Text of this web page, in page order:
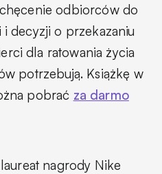
odbiorców do
decyzji o przekazaniu
dla ratowania życia
potrzebują. Książkę w
pobrać za darmo
nagrody Nike